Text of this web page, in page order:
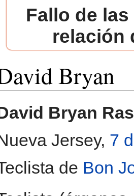
Fallo de
relación
Bryan
Bryan
Jersey, 7
de Bon